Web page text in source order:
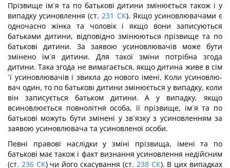
Прізвище ім´я та по батькові дитини змінюється також і у
випадку усиновлення (ст. 231 СК). Якщо усиновлювачами є
одночасно жінка та чоловік і якщо вони записуються
батьками дитини, відповідно змінюються прізвище та по
батькові дитини. За заявою усиновлювачів може бути
змінено ім´я дитини. Для такої зміни потрібна згода
дитини. Така згода не вимагається, якщо дитина живе в сім
´ї усиновлювачів і звикла до нового імені. Коли усиновлю-
вач один, то по батькові дитини змінюється у випадку, коли
він записується батьком дитини. А у випадку, якщо
всиновлюється повнолітня особа, її прізвище, ім´я та по
батькові можуть бути змінені у зв´язку з усиновленням за
заявою усиновлювача та усиновленої особи.
Певні правові наслідки у зміні прізвища, імені та по
батькові має також і факт визнання усиновлення недійсним
(ст. 236 СК) чи його скасування (ст. 238 СК). В цих випадках